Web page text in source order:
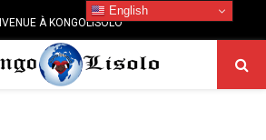
À KONGOLISOLO
English